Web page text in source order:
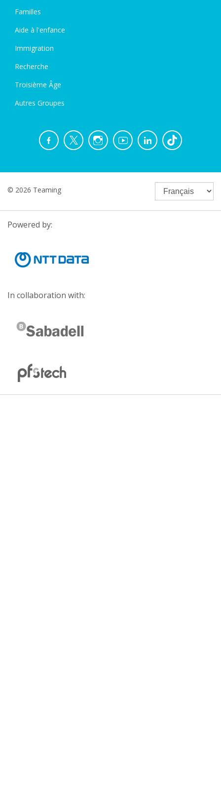
Familles
Aide à l'enfance
Immigration
Recherche
Troisième Âge
Autres Groupes
© 2026 Teaming
Powered by:
In collaboration with: